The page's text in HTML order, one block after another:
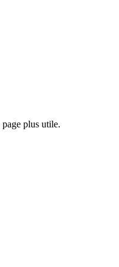
plus utile.